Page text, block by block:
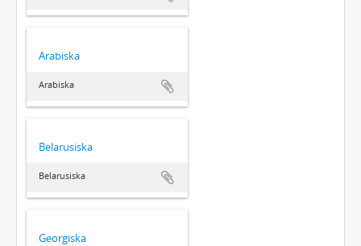
Arabiska
Arabiska
Belarusiska
Belarusiska
Georgiska